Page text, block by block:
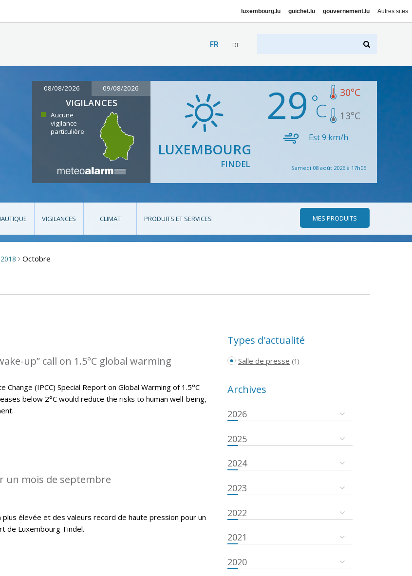
luxembourg.lu guichet.lu gouvernement.lu Autres sites
FR DE
08/08/2026 09/08/2026
VIGILANCES
Aucune
vigilance
particulière
LUXEMBOURG
FINDEL
29 30°C
13°C
Est9 km/h
Samedi 08 août 2026 à 17h05
VIGILANCES CLIMAT PRODUITS ET SERVICES MES PRODUITS
2018 > Octobre
up” call on 1.5°C global warming
(IPCC) Special Report on Global Warming of 1.5°C
below 2°C would reduce the risks to human well-being,
un mois de septembre
élevée et des valeurs record de haute pression pour un
de Luxembourg-Findel.
Types d'actualité
Salle de presse (1)
Archives
2026
2025
2024
2023
2022
2021
2020